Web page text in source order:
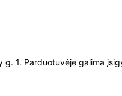
1. Parduotuvėje galima